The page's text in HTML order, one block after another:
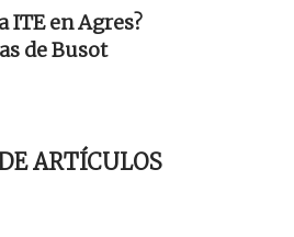
ITE en Agres?
de Busot
ARTÍCULOS